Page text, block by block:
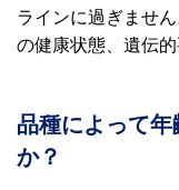
ラインに過ぎませ
の健康状態、遺伝
品種によって
か？